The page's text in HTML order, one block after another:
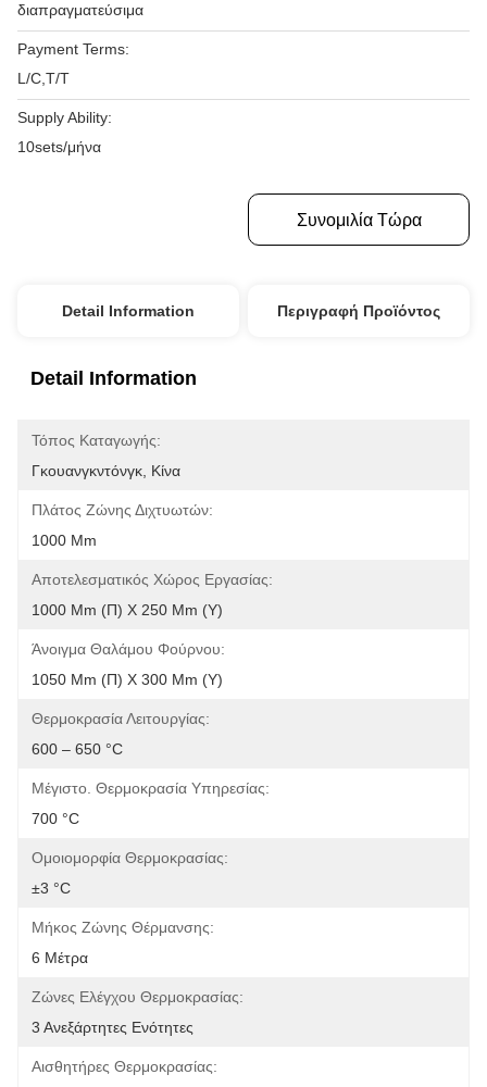
διαπραγματεύσιμα
Payment Terms:
L/C,T/T
Supply Ability:
10sets/μήνα
Συνομιλία Τώρα
Detail Information Περιγραφή Προϊόντος
Detail Information
Τόπος Καταγωγής:
Γκουανγκντόνγκ, Κίνα
Πλάτος Ζώνης Διχτυωτών:
1000 Mm
Αποτελεσματικός Χώρος Εργασίας:
1000 Mm (Π) X 250 Mm (Υ)
Άνοιγμα Θαλάμου Φούρνου:
1050 Mm (Π) X 300 Mm (Υ)
Θερμοκρασία Λειτουργίας:
600 – 650 °C
Μέγιστο. Θερμοκρασία Υπηρεσίας:
700 °C
Ομοιομορφία Θερμοκρασίας:
±3 °C
Μήκος Ζώνης Θέρμανσης:
6 Μέτρα
Ζώνες Ελέγχου Θερμοκρασίας:
3 Ανεξάρτητες Ενότητες
Αισθητήρες Θερμοκρασίας: